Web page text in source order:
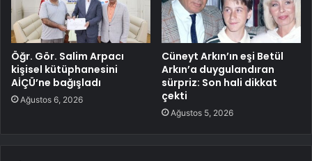
Öğr. Gör. Salim Arpacı
kişisel kütüphanesini
AİÇÜ’ne bağışladı
Ağustos 6, 2026
Cüneyt Arkın’ın eşi Betül
Arkın’a duygulandıran
sürpriz: Son hali dikkat
çekti
Ağustos 5, 2026